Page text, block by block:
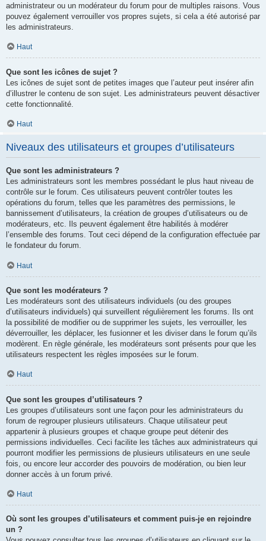
administrateur ou un modérateur du forum pour de multiples raisons. Vous
pouvez également verrouiller vos propres sujets, si cela a été autorisé par
les administrateurs.
Haut
Que sont les icônes de sujet ?
Les icônes de sujet sont de petites images que l’auteur peut insérer afin
d’illustrer le contenu de son sujet. Les administrateurs peuvent désactiver
cette fonctionnalité.
Haut
Niveaux des utilisateurs et groupes d’utilisateurs
Que sont les administrateurs ?
Les administrateurs sont les membres possédant le plus haut niveau de
contrôle sur le forum. Ces utilisateurs peuvent contrôler toutes les
opérations du forum, telles que les paramètres des permissions, le
bannissement d’utilisateurs, la création de groupes d’utilisateurs ou de
modérateurs, etc. Ils peuvent également être habilités à modérer
l’ensemble des forums. Tout ceci dépend de la configuration effectuée par
le fondateur du forum.
Haut
Que sont les modérateurs ?
Les modérateurs sont des utilisateurs individuels (ou des groupes
d’utilisateurs individuels) qui surveillent régulièrement les forums. Ils ont
la possibilité de modifier ou de supprimer les sujets, les verrouiller, les
déverrouiller, les déplacer, les fusionner et les diviser dans le forum qu’ils
modèrent. En règle générale, les modérateurs sont présents pour que les
utilisateurs respectent les règles imposées sur le forum.
Haut
Que sont les groupes d’utilisateurs ?
Les groupes d’utilisateurs sont une façon pour les administrateurs du
forum de regrouper plusieurs utilisateurs. Chaque utilisateur peut
appartenir à plusieurs groupes et chaque groupe peut détenir des
permissions individuelles. Ceci facilite les tâches aux administrateurs qui
pourront modifier les permissions de plusieurs utilisateurs en une seule
fois, ou encore leur accorder des pouvoirs de modération, ou bien leur
donner accès à un forum privé.
Haut
Où sont les groupes d’utilisateurs et comment puis-je en rejoindre
un ?